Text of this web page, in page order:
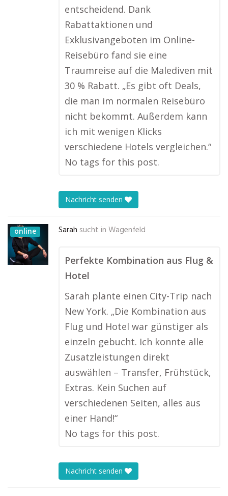
entscheidend. Dank
Rabattaktionen und
Exklusivangeboten im Online-
Reisebüro fand sie eine
Traumreise auf die Malediven mit
30 % Rabatt. „Es gibt oft Deals,
die man im normalen Reisebüro
nicht bekommt. Außerdem kann
ich mit wenigen Klicks
verschiedene Hotels vergleichen.“
No tags for this post.
Nachricht senden
online Sarah sucht in Wagenfeld
Perfekte Kombination aus Flug &
Hotel
Sarah plante einen City-Trip nach
New York. „Die Kombination aus
Flug und Hotel war günstiger als
einzeln gebucht. Ich konnte alle
Zusatzleistungen direkt
auswählen – Transfer, Frühstück,
Extras. Kein Suchen auf
verschiedenen Seiten, alles aus
einer Hand!“
No tags for this post.
Nachricht senden